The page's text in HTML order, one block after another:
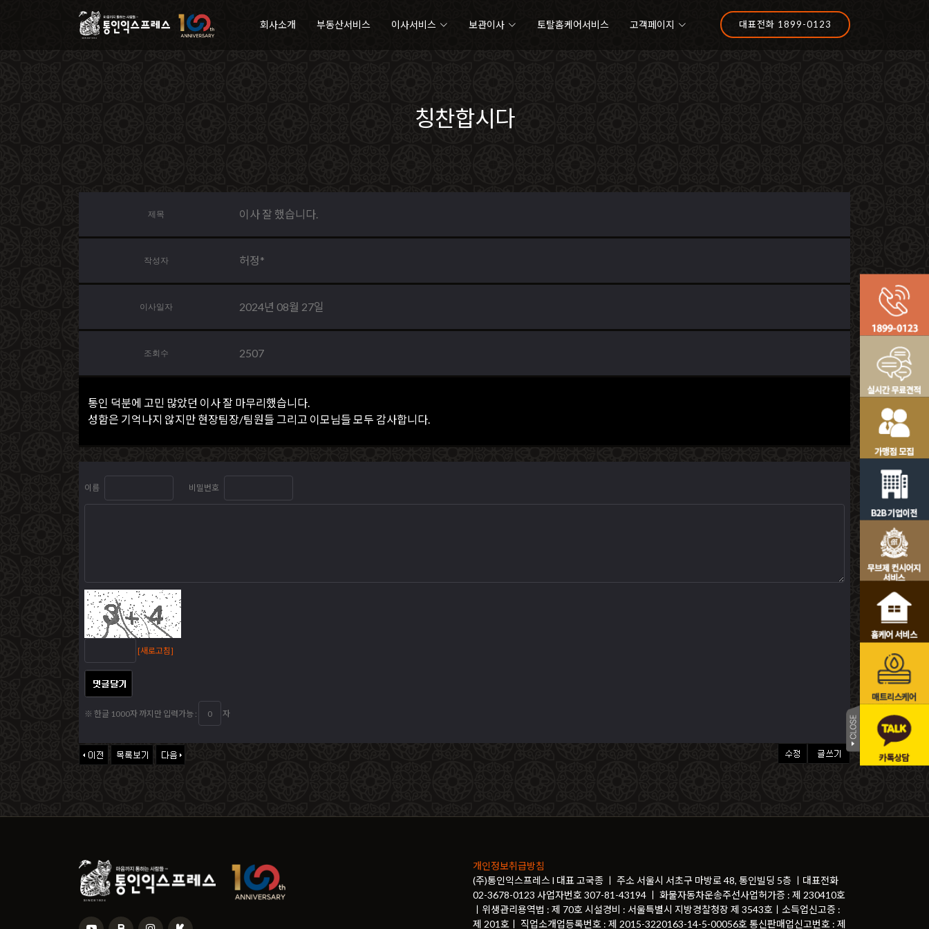
회사소개 부동산서비스 이사서비스 보관이사 토탈홈케어서비스 고객페이지 대표전화 1899-0123
칭찬합시다
제목 이사 잘 했습니다.
작성자 허정*
이사일자 2024년 08월 27일
조회수 2507
통인 덕분에 고민 많았던 이사 잘 마무리했습니다.
성함은 기억나지 않지만 현장팀장/팀원들 그리고 이모님들 모두 감사합니다.
이름 비밀번호
[새로고침]
※ 한글 1000자 까지만 입력가능 : 자
개인정보취급방침
(주)통인익스프레스 l 대표 고국종 ㅣ 주소 서울시 서초구 마방로 48, 통인빌딩 5층 ㅣ대표전화
02-3678-0123 사업자번호 307-81-43194 ㅣ 화물자동차운송주선사업허가증 : 제 230410호
ㅣ위생관리용역법 : 제 70호 시설경비 : 서울특별시 지방경찰청장 제 3543호ㅣ소득업신고증 :
제 201호ㅣ 직업소개업등록번호 : 제 2015-3220163-14-5-00056호 통신판매업신고번호 : 제